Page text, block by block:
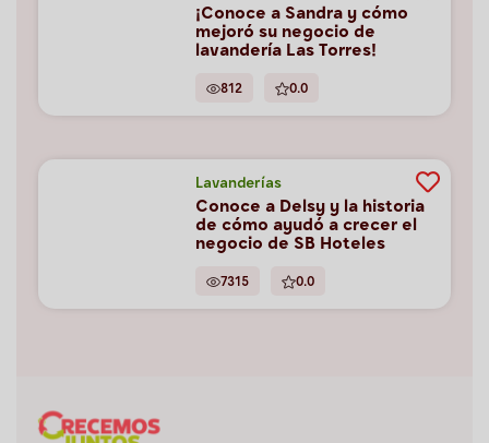
¡Conoce a Sandra y cómo
mejoró su negocio de
lavandería Las Torres!
812 0.0
Lavanderías
Conoce a Delsy y la historia
de cómo ayudó a crecer el
negocio de SB Hoteles
7315 0.0